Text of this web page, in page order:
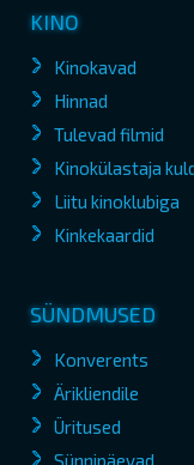
KINO
Kinokavad
Hinnad
Tulevad filmid
Kinokülastaja
Liitu kinoklubiga
Kinkekaardid
SÜNDMUSED
Konverents
Ärikliendile
Üritused
Sünnipäevad